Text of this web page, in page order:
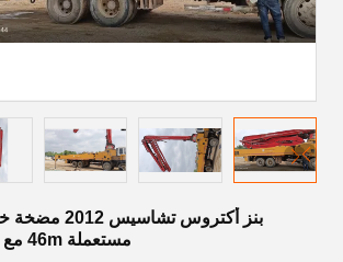
بنز أكتروس
مستعملة 46m مع خدمة ما بعد البيع